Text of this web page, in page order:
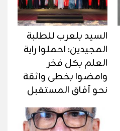
السيد بلعرب للطلبة
المجيدين: احملوا راية
العلم بكل فخر
وامضوا بخطى واثقة
نحو آفاق المستقبل